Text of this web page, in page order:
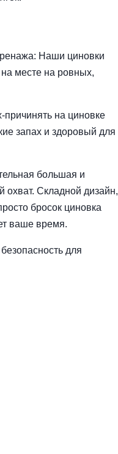
Наши циновки
месте на ровных,
на циновке
запах и здоровый для
большая и
Складной дизайн,
бросок циновка
ваше время.
для